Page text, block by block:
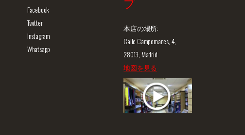
Facebook
Twitter
Instagram
Whatsapp
本店の場所:
Calle Campomanes, 4,
28013, Madrid
地図を見る